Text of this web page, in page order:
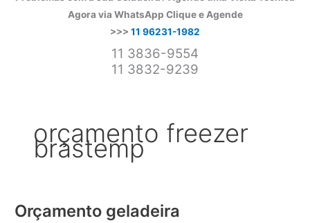
Agora via WhatsApp Clique e Agende
>>> 11 96231-1982
11 3836-9554
11 3832-9239
orçamento freezer
brastemp
Orçamento geladeira